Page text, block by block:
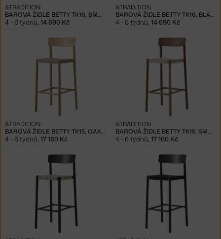
BAROVÁ ŽIDLE BETTY TK16, SMOKED OAK
&TRADITION
4 - 6 týdnů, 14 690 Kč
BAROVÁ ŽIDLE BETTY TK16, BLACK
&TRADITION
4 - 6 týdnů, 14 690 Kč
BAROVÁ ŽIDLE BETTY TK15, OAK/NATURAL
&TRADITION
4 - 6 týdnů, 17 160 Kč
BAROVÁ ŽIDLE BETTY TK15, SMOKED OAK/NATURAL
&TRADITION
4 - 6 týdnů, 17 160 Kč